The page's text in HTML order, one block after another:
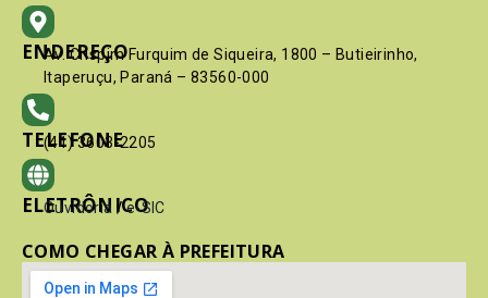
ENDEREÇO
Av. Crispim Furquim de Siqueira, 1800 – Butieirinho,
Itaperuçu, Paraná – 83560-000
TELEFONE
(41) 3603-2205
ELETRÔNICO
Ouvidoria / e-SIC
COMO CHEGAR À PREFEITURA